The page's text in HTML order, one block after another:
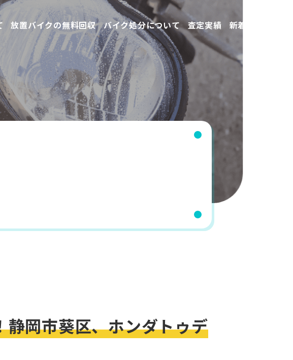
放置バイクの無料回収 バイク処分について 査定実績 新着情報
静岡市葵区、ホンダトゥデ